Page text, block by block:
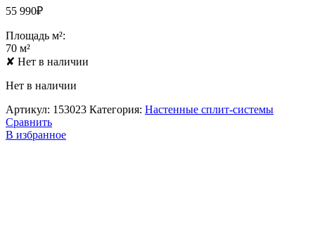
55 990₽
Площадь м²:
70 м²
✘ Нет в наличии
Нет в наличии
Артикул: 153023 Категория: Настенные сплит-системы
Сравнить
В избранное